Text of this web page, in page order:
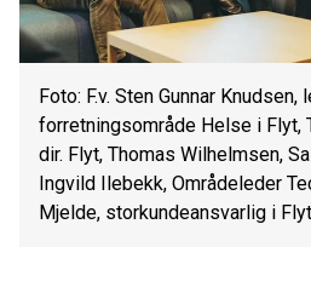
Foto: F.v. Sten Gunnar Knudsen,
forretningsområde Helse i Flyt,
dir. Flyt, Thomas Wilhelmsen,
Ingvild Ilebekk, Områdeleder
Mjelde, storkundeansvarlig i